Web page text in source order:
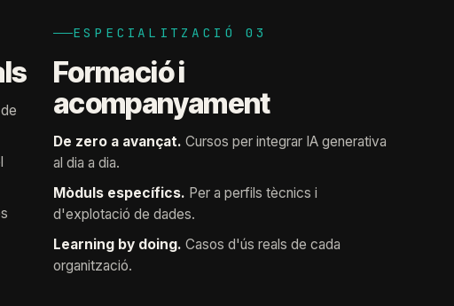
ESPECIALITZACIÓ 03
Formació i
acompanyament
De zero a avançat. Cursos per integrar IA generativa
al dia a dia.
Mòduls específics. Per a perfils tècnics i
d'explotació de dades.
Learning by doing. Casos d'ús reals de cada
organització.